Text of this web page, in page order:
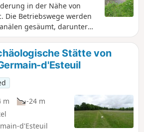
in der Nähe von
Die Betriebswege werden
gesäumt, darunter
du Nord. Diese Wanderung
mit hohem ökologischem
Teil gelegenen
ist als Natura-2000-
ökologische
die Aufgabe der
der Feuchtgebiete
Pappelkultur
Stätte von
d'Esteuil
m
-24 m
d'Esteuil